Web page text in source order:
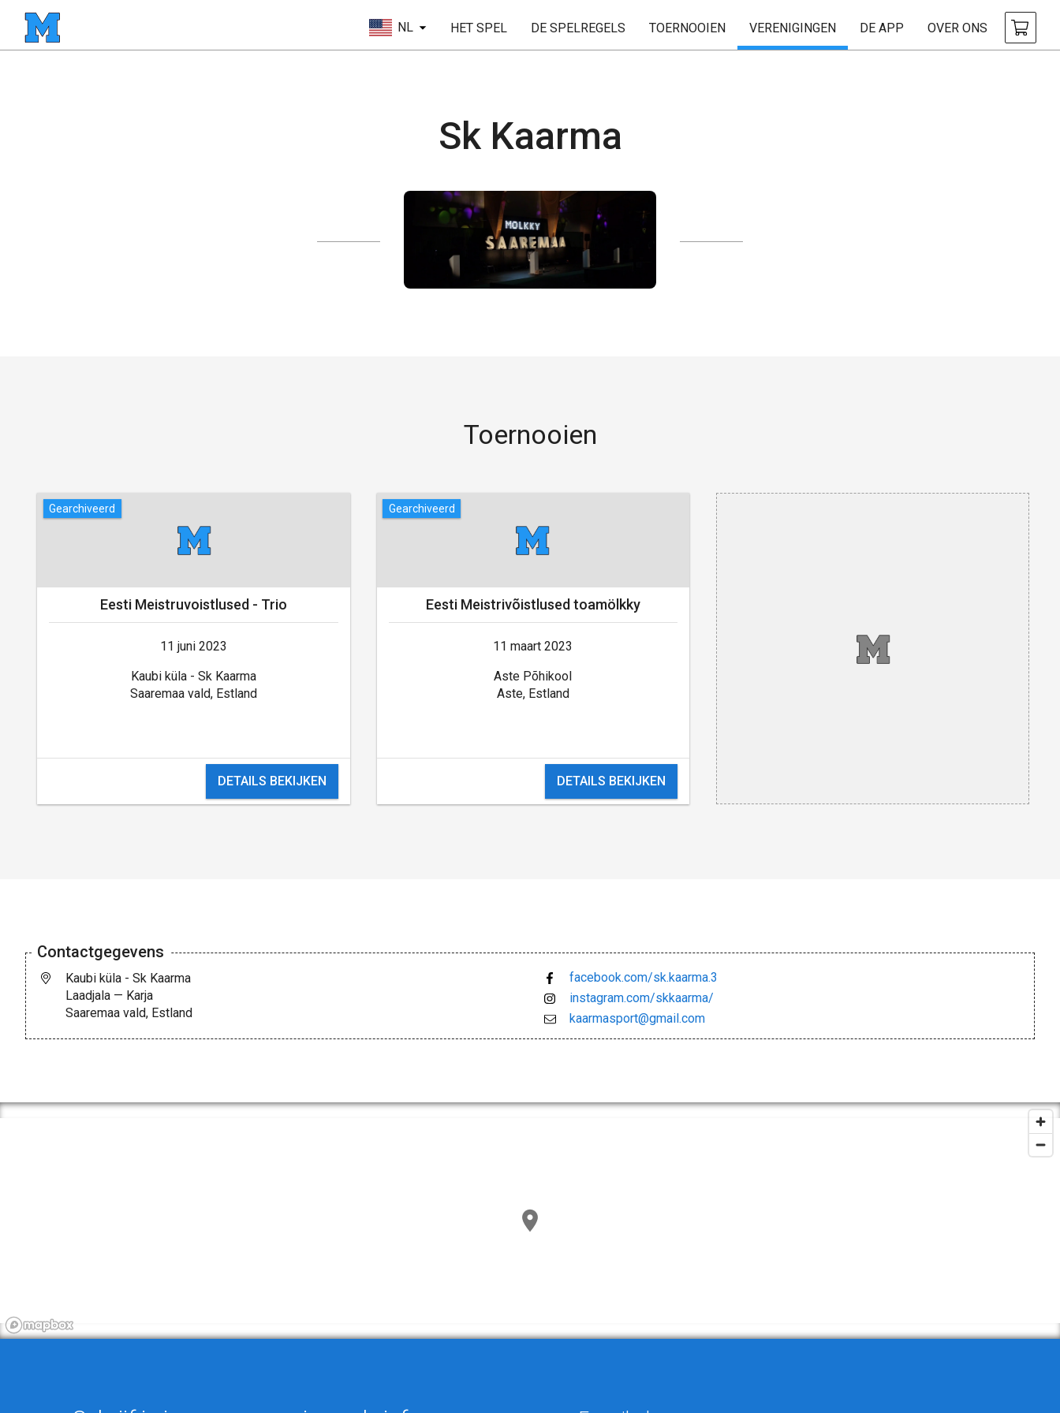
NL HET SPEL DE SPELREGELS TOERNOOIEN VERENIGINGEN DE APP OVER ONS
Sk Kaarma
Toernooien
Gearchiveerd
Eesti Meistruvoistlused - Trio
11 juni 2023
Kaubi küla - Sk Kaarma
Saaremaa vald, Estland
DETAILS BEKIJKEN
Gearchiveerd
Eesti Meistrivõistlused toamölkky
11 maart 2023
Aste Põhikool
Aste, Estland
DETAILS BEKIJKEN
Contactgegevens
facebook.com/sk.kaarma.3
instagram.com/skkaarma/
kaarmasport@gmail.com
Kaubi küla - Sk Kaarma
Laadjala — Karja
Saaremaa vald, Estland